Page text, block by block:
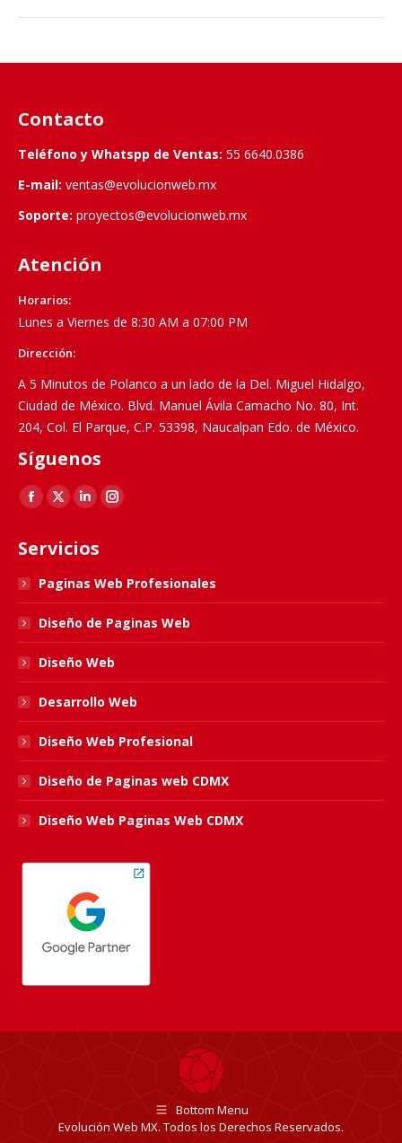
Contacto
Teléfono y Whatspp de Ventas: 55 6640.0386
E-mail: ventas@evolucionweb.mx
Soporte: proyectos@evolucionweb.mx
Atención
Horarios:
Lunes a Viernes de 8:30 AM a 07:00 PM
Dirección:
A 5 Minutos de Polanco a un lado de la Del. Miguel Hidalgo,
Ciudad de México. Blvd. Manuel Ávila Camacho No. 80, Int.
204, Col. El Parque, C.P. 53398, Naucalpan Edo. de México.
Síguenos
Find us on:
Facebook
opens
in
new
window
X
opens
in
new
window
Linkedin
opens
new
window
Instagram
in
new
window
Servicios
Paginas Web Profesionales
Diseño de Paginas Web
Diseño Web
Desarrollo Web
Diseño Web Profesional
Diseño de Paginas web CDMX
Diseño Web Paginas Web CDMX
Bottom Menu
Evolución Web MX. Todos los Derechos Reservados.